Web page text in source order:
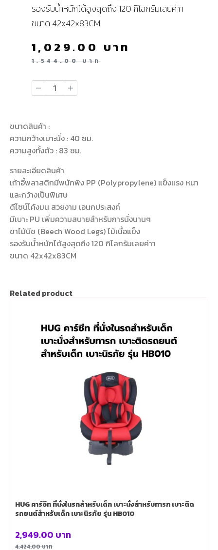
รองรับน้ำหนักได้สูงสุดถึง 120 กิโลกรัมเลยค่าา
ขนาด 42x42x83CM
1,544.00บาท
1,029.00 บาท
ขนาดสินค้า :
ความกว้างเบาะนั่ง : 40 ซม.
ความสูงทั้งตัว : 83 ซม.
รายละเอียดสินค้า
เก้าอี้พลาสติกมีพนักพิง PP (Polypropylene) แข็งแรง หนา
และกว้างเป็นพิเศษ
ดีไซน์โค้งมน สวยงาม เอนกประสงค์
มีเบาะ PU เพิ่มความสบายสำหรับการนั่งนานๆ
ขาไม้บีช (Beech Wood Legs) ไม้เนื้อแข็ง
รองรับน้ำหนักได้สูงสุดถึง 120 กิโลกรัมเลยค่าา
ขนาด 42x42x83CM
Related product
HUG คาร์ซีท ที่นั่งในรถสำหรับเด็ก เบาะนั่งสำหรับทารก เบาะติด
รถยนต์สำหรับเด็ก เบาะนิรภัย รุ่น HB010
4,424.00บาท
2,949.00 บาท